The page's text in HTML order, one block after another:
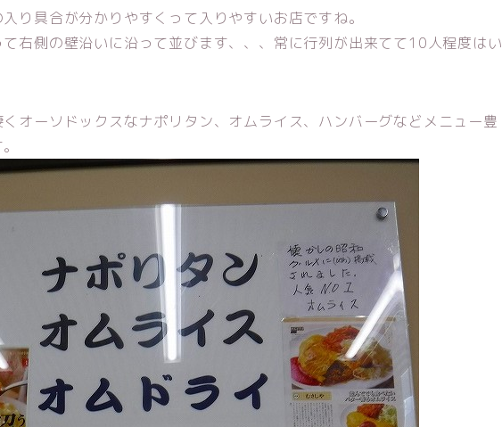
り具合が分かりやすくって入りやすいお店ですね。
右側の壁沿いに沿って並びます、、、常に行列が出来てて10人程度はい
オーソドックスなナポリタン、オムライス、ハンバーグなどメニュー豊